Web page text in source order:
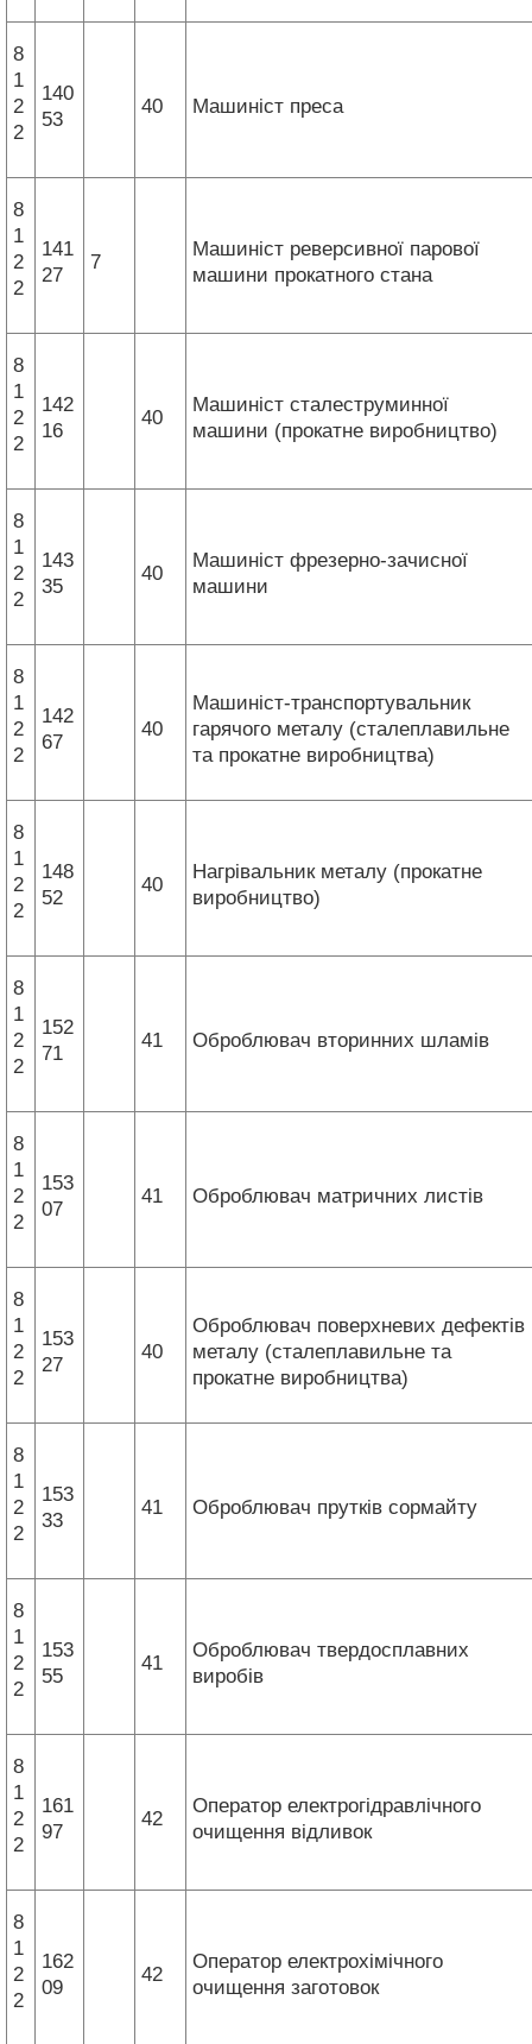
8
1
2
2
140
53
40 Машиніст преса
8
1
2
2
141
27
7
Машиніст реверсивної парової
машини прокатного стана
8
1
2
2
142
16
40
Машиніст сталеструминної
машини (прокатне виробництво)
8
1
2
2
143
35
40
Машиніст фрезерно-зачисної
машини
8
1
2
2
142
67
40
Машиніст-транспортувальник
гарячого металу (сталеплавильне
та прокатне виробництва)
8
1
2
2
148
52
40
Нагрівальник металу (прокатне
виробництво)
8
1
2
2
152
71
41 Оброблювач вторинних шламів
8
1
2
2
153
07
41 Оброблювач матричних листів
8
1
2
2
153
27
40
Оброблювач поверхневих дефектів
металу (сталеплавильне та
прокатне виробництва)
8
1
2
2
153
33
41 Оброблювач прутків сормайту
8
1
2
2
153
55
41
Оброблювач твердосплавних
виробів
8
1
2
2
161
97
42
Оператор електрогідравлічного
очищення відливок
8
1
2
2
162
09
42
Оператор електрохімічного
очищення заготовок